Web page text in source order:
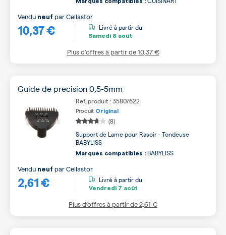
10,37 €
Vendu neuf parCellastor
Livré à partir du
Samedi 8 août
Plus d’offres à partir de10,37 €
Guide de precision 0,5-5mm
Ref. produit : 35807622
Produit Original
(8)
Support de Lame pour Rasoir - Tondeuse
BABYLISS
Marques compatibles : BABYLISS
2,61 €
Vendu neuf parCellastor
Livré à partir du
Vendredi 7 août
Plus d’offres à partir de2,61 €